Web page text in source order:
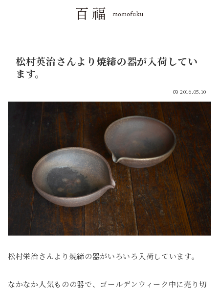
松村英治さんより焼締の器が入荷してい
ます。
2016.05.10
松村栄治さんより焼締の器がいろいろ入荷しています。
なかなか人気ものの器で、ゴールデンウィーク中に売り切